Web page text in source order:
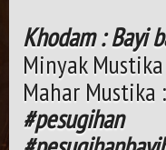
Khodam : Bayi
Minyak
Mahar Mustika
#pesugihan